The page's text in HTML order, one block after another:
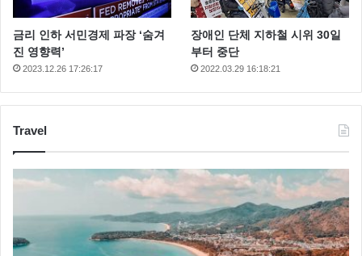
금리 인하 서민경제 파장 ‘숨겨
진 영향력’
2023.12.26 17:26:17
장애인 단체 지하철 시위 30일
부터 중단
2022.03.29 16:18:21
Travel